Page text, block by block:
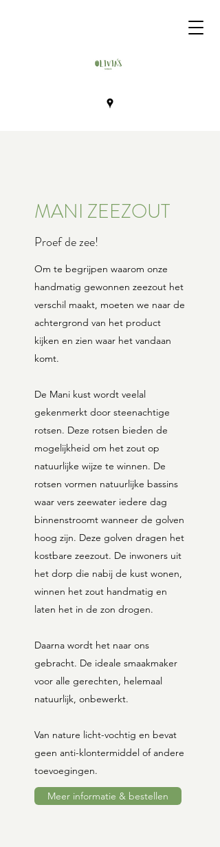
MANI ZEEZOUT
Proef de zee!
Om te begrijpen waarom onze
handmatig gewonnen zeezout het
verschil maakt, moeten we naar de
achtergrond van het product
kijken en zien waar het vandaan
komt.
De Mani kust wordt veelal
gekenmerkt door steenachtige
rotsen. Deze rotsen bieden de
mogelijkheid om het zout op
natuurlijke wijze te winnen. De
rotsen vormen natuurlijke bassins
waar vers zeewater iedere dag
binnenstroomt wanneer de golven
hoog zijn. Deze golven dragen het
kostbare zeezout. De inwoners uit
het dorp die nabij de kust wonen,
winnen het zout handmatig en
laten het in de zon drogen.
Daarna wordt het naar ons
gebracht. De ideale smaakmaker
voor alle gerechten, helemaal
natuurlijk, onbewerkt.
Van nature licht-vochtig en bevat
geen anti-klontermiddel of andere
toevoegingen.
Meer informatie & bestellen